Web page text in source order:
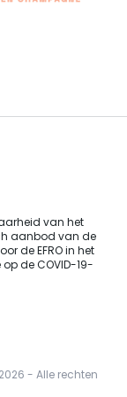
van het
aanbod van de
de EFRO in het
de COVID-19-
- Alle rechten